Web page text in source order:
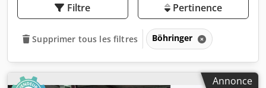
Filtre Pertinence
Supprimer tous les filtres Böhringer
Annonce